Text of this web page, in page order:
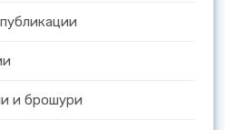
и брошури